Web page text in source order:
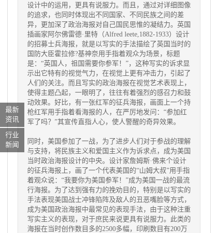
设计中的运用，更具有说服力。而且，通过对详细图像
的追求，也同时体现出不同国家、不同民族之间的差
异，更加深了政治海报对自己国民思惟的凝结力。英国
插画家阿尔佛雷德·里特（Alfred leete,1882-1933）设计
的招募士兵海报，就是以写实的手法描绘了英国当时的
国防大臣霍拉修?基神奈用手指着观众为场景，标题
是：“英国人，祖国需要你参军！”，这种写实的诉求显
示出它特有的视觉气力，在视觉上更有冲击力，引起了
人们的关注。而且写实的政治海报在视觉艺术表现上，
使得主题凸起，一眼明了，往往有着强烈的感召力和鼓
动效果。好比，有一张红军的征兵海报，画面上一个持
枪红军用手指着看海报的人，在严厉地发问：“参加红
军了吗？”其宣传直指人心，使人警醒的奇异效果。
同时，美国参加了一战，为了进步人们对于参战的理解
与支持，将民族主义和爱国主义作为诉求点，成为美国
当时政治海报设计的中央。设计家詹姆斯·佛来个设计
的征兵海报上，画了一个代表美国的“山姆大叔”用手指
着观众说：“我要你为美国参军！”成为美国一战的最流
行海报。为了达到强有力的挽劝目的，特别是以写实的
手法表现美国战士冲锋陷阵及敌人的丑恶嘴脸等方式，
成为美国政治海报中最常见的表现手法，由于这种注重
写实主义的表现，对于庶民来说更具有说服力。此类的
海报在当时创作数目多的2500多幅，印刷数目有200万
最新
资讯
行业
新闻